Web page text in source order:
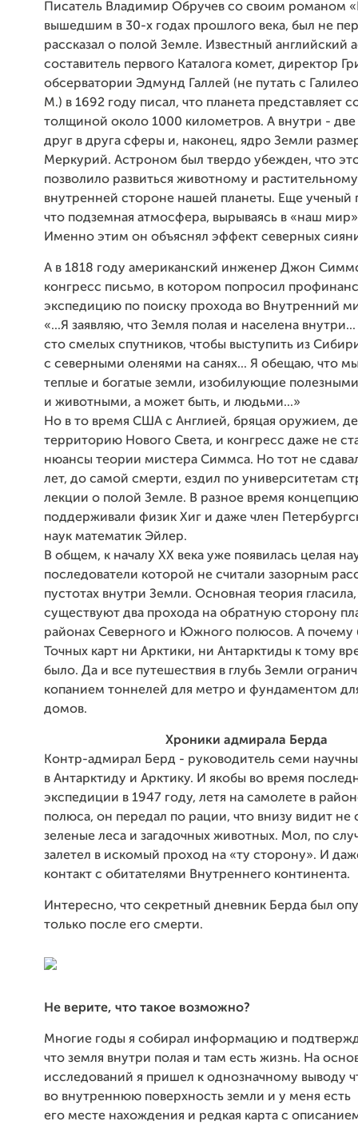
Писатель Владимир Обручев со своим романом
вышедшим в 30-х годах прошлого века, был не
рассказал о полой Земле. Известный английский
составитель первого Каталога комет, директор
обсерватории Эдмунд Галлей (не путать с
М.) в 1692 году писал, что планета представляет
толщиной около 1000 километров. А внутри -
друг в друга сферы и, наконец, ядро Земли
Меркурий. Астроном был твердо убежден, что
позволило развиться животному и
внутренней стороне нашей планеты. Еще ученый
что подземная атмосфера, вырываясь в «наш
Именно этим он объяснял эффект северных
А в 1818 году американский инженер Джон
конгресс письмо, в котором попросил
экспедицию по поиску прохода во Внутренний
«...Я заявляю, что Земля полая и населена
сто смелых спутников, чтобы выступить из
с северными оленями на санях... Я обещаю, что
теплые и богатые земли, изобилующие
и животными, а может быть, и людьми...»
Но в то время США с Англией, бряцая оружием,
территорию Нового Света, и конгресс даже не
нюансы теории мистера Симмса. Но тот не
лет, до самой смерти, ездил по университетам
лекции о полой Земле. В разное время
поддерживали физик Хиг и даже член
наук математик Эйлер.
В общем, к началу ХХ века уже появилась целая
последователи которой не считали зазорным
пустотах внутри Земли. Основная теория гласила,
существуют два прохода на обратную сторону
районах Северного и Южного полюсов. А почему
Точных карт ни Арктики, ни Антарктиды к тому
было. Да и все путешествия в глубь Земли
копанием тоннелей для метро и фундаментом
домов.
Хроники адмирала Берда
Контр-адмирал Берд - руководитель семи
в Антарктиду и Арктику. И якобы во время
экспедиции в 1947 году, летя на самолете в
полюса, он передал по рации, что внизу видит не
зеленые леса и загадочных животных. Мол, по
залетел в искомый проход на «ту сторону». И
контакт с обитателями Внутреннего континента.
Интересно, что секретный дневник Берда был
только после его смерти.
Не верите, что такое возможно?
Многие годы я собирал информацию и
что земля внутри полая и там есть жизнь. На
исследований я пришел к однозначному выводу
во внутреннюю поверхность земли и у меня
его месте нахождения и редкая карта с